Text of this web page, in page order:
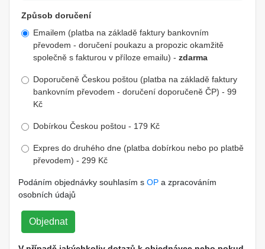
Způsob doručení
Emailem (platba na základě faktury bankovním
převodem - doručení poukazu a propozic okamžitě
společně s fakturou v příloze emailu) - zdarma
Doporučeně Českou poštou (platba na základě faktury
bankovním převodem - doručení doporučeně ČP) - 99
Kč
Dobírkou Českou poštou - 179 Kč
Expres do druhého dne (platba dobírkou nebo po platbě
převodem) - 299 Kč
Podáním objednávky souhlasím s OP a zpracováním
osobních údajů
Objednat